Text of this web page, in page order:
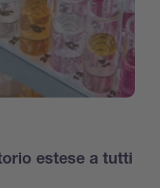
estese a tutti